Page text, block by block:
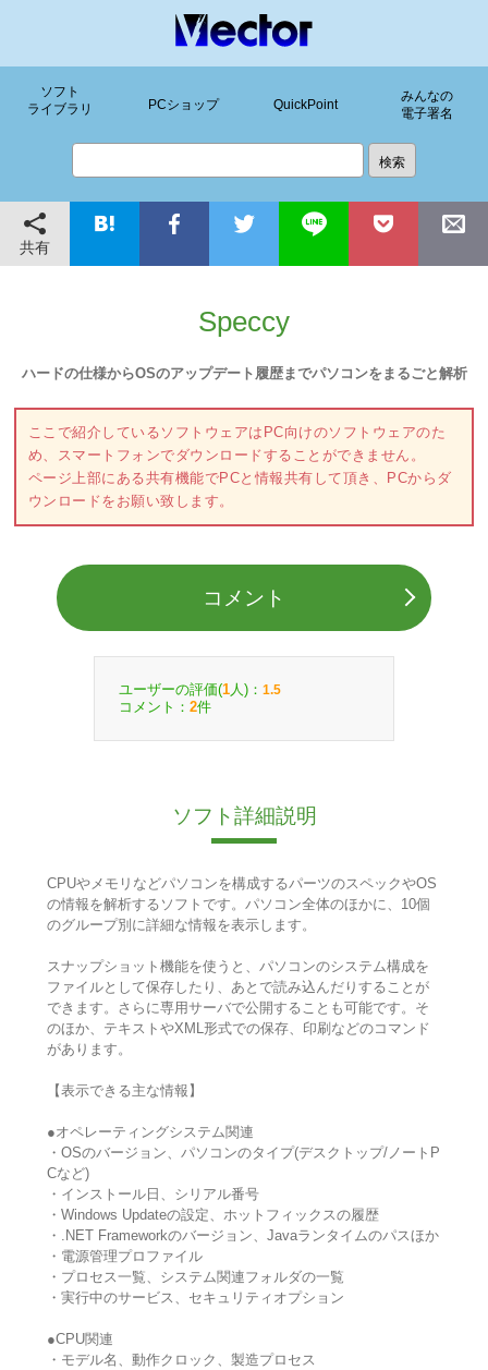
ソフト
ライブラリ
PCショップ QuickPoint
みんなの
電子署名
共有
Speccy
ハードの仕様からOSのアップデート履歴までパソコンをまるごと解析
ここで紹介しているソフトウェアはPC向けのソフトウェアのた
め、スマートフォンでダウンロードすることができません。
ページ上部にある共有機能でPCと情報共有して頂き、PCからダ
ウンロードをお願い致します。
コメント
ユーザーの評価(1 人)： 1.5
コメント： 2件
ソフト詳細説明
CPUやメモリなどパソコンを構成するパーツのスペックやOS
の情報を解析するソフトです。パソコン全体のほかに、10個
のグループ別に詳細な情報を表示します。
スナップショット機能を使うと、パソコンのシステム構成を
ファイルとして保存したり、あとで読み込んだりすることが
できます。さらに専用サーバで公開することも可能です。そ
のほか、テキストやXML形式での保存、印刷などのコマンド
があります。
【表示できる主な情報】
●オペレーティングシステム関連
・OSのバージョン、パソコンのタイプ(デスクトップ/ノートP
Cなど)
・インストール日、シリアル番号
・Windows Updateの設定、ホットフィックスの履歴
・.NET Frameworkのバージョン、Javaランタイムのパスほか
・電源管理プロファイル
・プロセス一覧、システム関連フォルダの一覧
・実行中のサービス、セキュリティオプション
●CPU関連
・モデル名、動作クロック、製造プロセス